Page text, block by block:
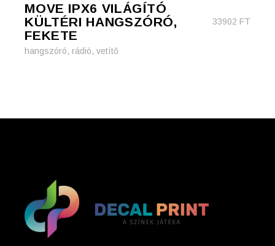
MOVE IPX6 VILÁGÍTÓ
KÜLTÉRI HANGSZÓRÓ,
FEKETE
33902 FT
hangszóró, rádió, vetítő